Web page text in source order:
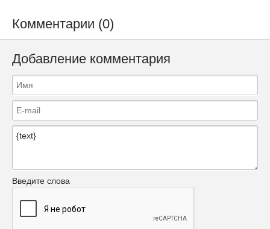
Комментарии (0)
Добавление комментария
Введите слова